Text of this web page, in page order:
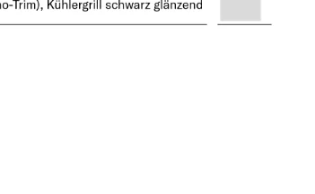
Stauraumtür links B